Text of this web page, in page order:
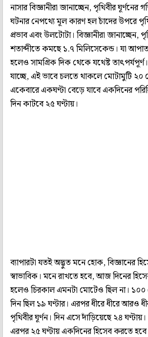
নাসার বিজ্ঞানীরা জানাচ্ছেন, পৃথিবীর
ঘটনার নেপথ্যে মূল কারণ হল চাঁদের উপরে
প্রভাব এবং উলটোটা। বিজ্ঞানীরা জানাচ্ছেন,
শতাব্দীতে কমছে ১.৭ মিলিসেকেন্ড। যা
হলেও সামগ্রিক দিক থেকে যথেষ্ট
যাচ্ছে, এই ভাবে চলতে থাকলে মোটামুটি
একেবারে একঘণ্টা বেড়ে যাবে একদিনের
দিন কাটবে ২৫ ঘণ্টায়।
ব্যাপারটা যতই অদ্ভুত মনে হোক, বিজ্ঞানের
স্বাভাবিক। মনে রাখতে হবে, আজ দিনের
হলেও চিরকাল এমনটা মোটেও ছিল না।
দিন ছিল ১৯ ঘণ্টার। এরপর ধীরে ধীরে আরও
পৃথিবীর ঘূর্ণন। দিন এসে দাঁড়িয়েছে ২৪
এরপর ২৫ ঘণ্টায় একদিনের হিসেব করতে